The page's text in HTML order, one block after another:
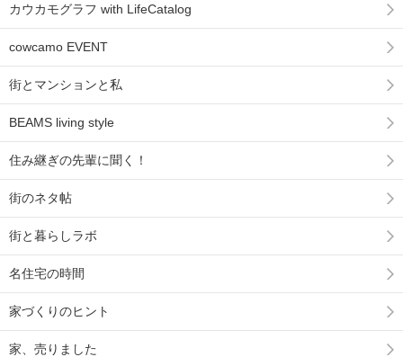
カウカモグラフ with LifeCatalog
cowcamo EVENT
街とマンションと私
BEAMS living style
住み継ぎの先輩に聞く！
街のネタ帖
街と暮らしラボ
名住宅の時間
家づくりのヒント
家、売りました